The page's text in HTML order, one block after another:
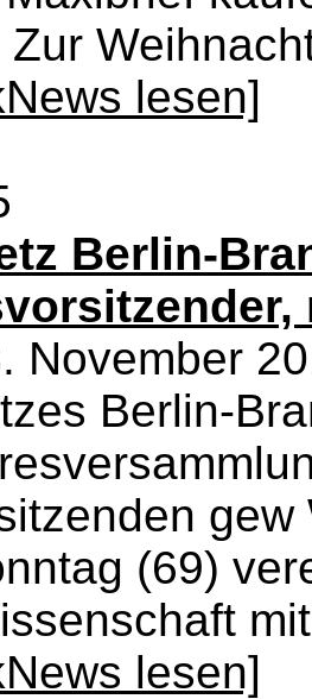
Zur
lesen]
Berlin-
November
Berlin-
(69)
lesen]